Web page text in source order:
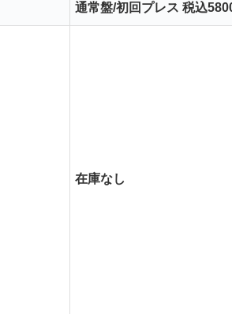
通常盤/初回プレス 税込
在庫なし